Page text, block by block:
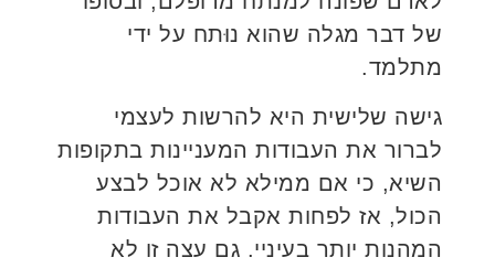
של דבר מגלה שהוא נוּתח על ידי
מתלמד.
גישה שלישית היא להרשות לעצמי
לברור את העבודות המעניינות בתקופות
השיא, כי אם ממילא לא אוכל לבצע
הכול, אז לפחות אקבל את העבודות
המהנות יותר בעיניי. גם עצה זו לא